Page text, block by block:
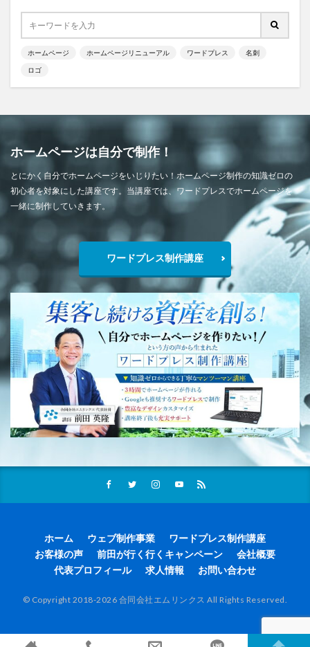
ホームページ ホームページリニューアル ワードプレス 名刺
ロゴ
ホームページは自分で制作！
とにかく自分でホームページをいじりたい！ホームページ制作の知識ゼロの
初心者を対象にした講座です。当講座では、ワードプレスでホームページを
一緒に制作していきます。
ワードプレス制作講座
ホーム ウェブ制作事業
ワードプレス制作講座
お客様の声
前田が行く行くキャンペーン
会社概要
代表プロフィール
求人情報 お問い合わせ
© Copyright 2018-2026 合同会社エムリンクス All Rights Reserved.